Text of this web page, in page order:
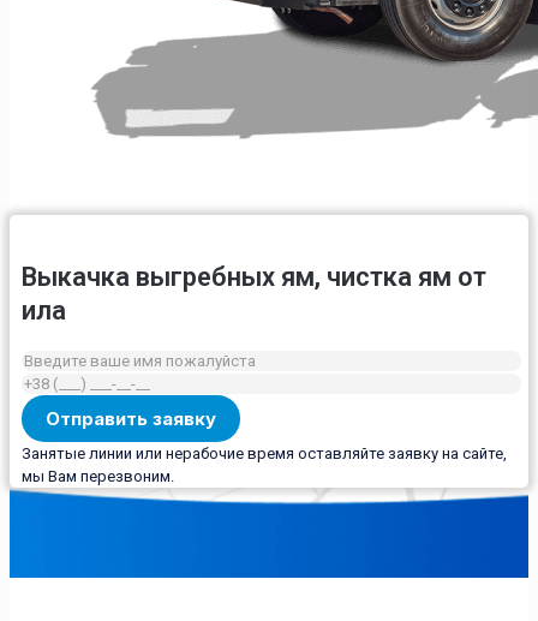
Выкачка выгребных ям, чистка ям от
ила
Занятые линии или нерабочие время оставляйте заявку на сайте,
мы Вам перезвоним.